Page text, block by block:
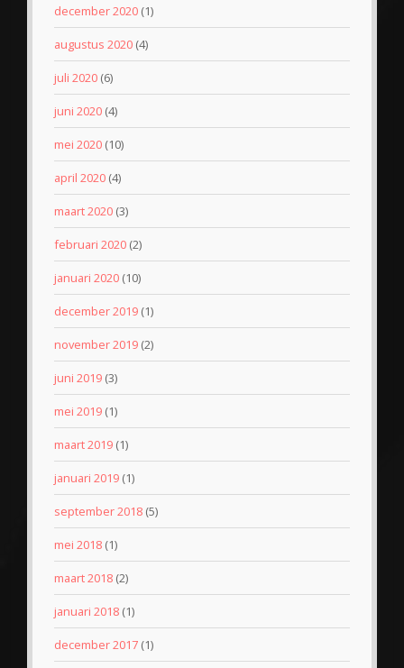
december 2020 (1)
augustus 2020 (4)
juli 2020 (6)
juni 2020 (4)
mei 2020 (10)
april 2020 (4)
maart 2020 (3)
februari 2020 (2)
januari 2020 (10)
december 2019 (1)
november 2019 (2)
juni 2019 (3)
mei 2019 (1)
maart 2019 (1)
januari 2019 (1)
september 2018 (5)
mei 2018 (1)
maart 2018 (2)
januari 2018 (1)
december 2017 (1)